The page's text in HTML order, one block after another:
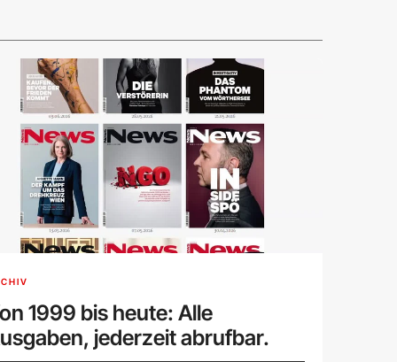
1999 bis heute: Alle
jederzeit abrufbar.